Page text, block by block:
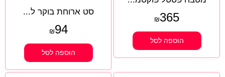
₪365
הוספה לסל
סט ארוחת בוקר ל...
₪94
הוספה לסל